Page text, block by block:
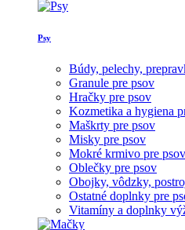
Psy
Búdy, pelechy,
Granule pre psov
Hračky pre psov
Kozmetika a hygiena
Maškrty pre psov
Misky pre psov
Mokré krmivo pre psov
Oblečky pre psov
Obojky, vôdzky,
Ostatné doplnky pre
Vitamíny a doplnky